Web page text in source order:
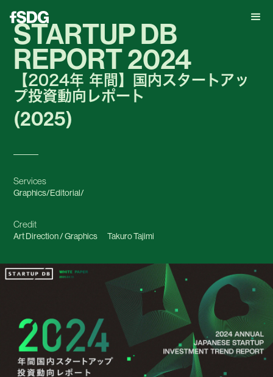
STARTUP DB
REPORT 2024
【2024年 年間】国内スタートアッ
プ投資動向レポート
(2025)
Services
Graphics/Editorial/
Credit
Art Direction / Graphics Takuro Tajimi